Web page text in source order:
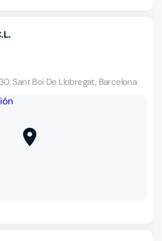
Sant Boi De Llobregat, Barcelona